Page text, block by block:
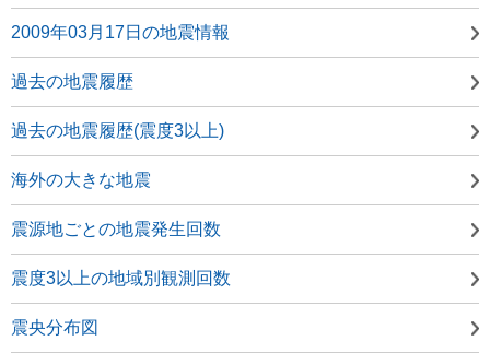
2009年03月17日の地震情報
過去の地震履歴
過去の地震履歴(震度3以上)
海外の大きな地震
震源地ごとの地震発生回数
震度3以上の地域別観測回数
震央分布図